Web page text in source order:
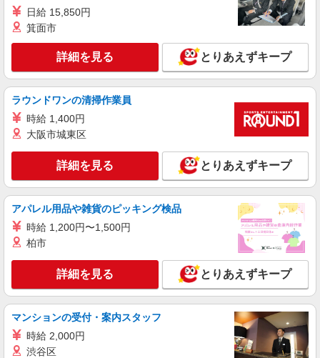
キープ 詳細を見る
紹介予定派遣
株式会社シエロ
【softbank】人気機種に詳しくなれる携帯販
売
時給1600円〜 ※残業代支給 ★交通費別途支給
+゜ 入社祝い金10万円支給(規定有) お友達を紹介
頂くと, インセンティブ支給(規定有) ★月2回払
い・週払い可能（規程有）★ ゜・。○。・゜
+゜・。○。・゜+゜
キープ 詳細を見る
正社員
ソフトバンク大森店
ソフトバンクショップの携帯販売スタッフ
月給 233,500円 〜 260,200円 固定残業代:
23,500円 〜 26,200円（15時間相当） ＊＿ 試用期
間あり 6ヶ月 月給25万円以上 ※経験・能力による
【試用期間】月給 233500 円 〜 260200 円
■ソフトバンク大森店 東京都 品川区 南大井6
丁目 28‐10
キープ 詳細を見る
日給 15,850円
箕面市
詳細を見る とりあえずキープ
ラウンドワンの清掃作業員
時給 1,400円
大阪市城東区
詳細を見る とりあえずキープ
アパレル用品や雑貨のピッキング検品
時給 1,200円〜1,500円
柏市
詳細を見る とりあえずキープ
マンションの受付・案内スタッフ
時給 2,000円
渋谷区